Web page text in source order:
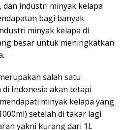
industri minyak kelapa
bagi banyak
minyak kelapa di
besar untuk meningkatkan
salah satu
Indonesia akan tetapi
minyak kelapa yang
setelah di takar lagi
yakni kurang dari 1L